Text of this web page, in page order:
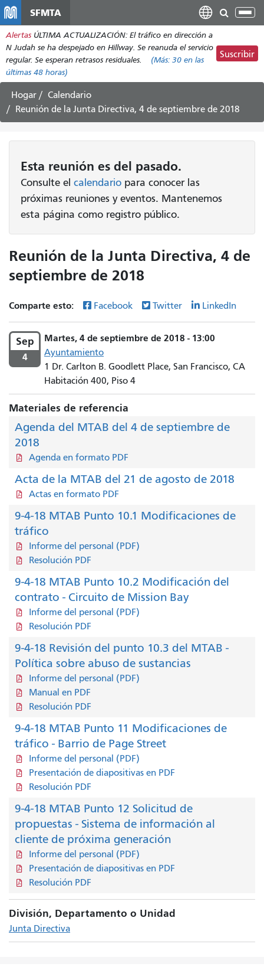
contenido
principal
SFMTA
Alertas ÚLTIMA ACTUALIZACIÓN: El tráfico en dirección a
N Judah se ha despejado en Hillway. Se reanuda el servicio
regular. Se esperan retrasos residuales.
(Más: 30 en las
últimas 48 horas)
Suscribir
Hogar
Calendario
Reunión de la Junta Directiva, 4 de septiembre de 2018
Esta reunión es del pasado.
Consulte el calendario para conocer las
próximas reuniones y eventos. Mantenemos
esta página como registro público.
Reunión de la Junta Directiva, 4 de
septiembre de 2018
Comparte esto: Facebook Twitter LinkedIn
Sep
4
Martes, 4 de septiembre de 2018 - 13:00
Ayuntamiento
1 Dr. Carlton B. Goodlett Place, San Francisco, CA
Habitación 400, Piso 4
Materiales de referencia
Agenda del MTAB del 4 de septiembre de
2018
Agenda en formato PDF
Acta de la MTAB del 21 de agosto de 2018
Actas en formato PDF
9-4-18 MTAB Punto 10.1 Modificaciones de
tráfico
Informe del personal (PDF)
Resolución PDF
9-4-18 MTAB Punto 10.2 Modificación del
contrato - Circuito de Mission Bay
Informe del personal (PDF)
Resolución PDF
9-4-18 Revisión del punto 10.3 del MTAB -
Política sobre abuso de sustancias
Informe del personal (PDF)
Manual en PDF
Resolución PDF
9-4-18 MTAB Punto 11 Modificaciones de
tráfico - Barrio de Page Street
Informe del personal (PDF)
Presentación de diapositivas en PDF
Resolución PDF
9-4-18 MTAB Punto 12 Solicitud de
propuestas - Sistema de información al
cliente de próxima generación
Informe del personal (PDF)
Presentación de diapositivas en PDF
Resolución PDF
División, Departamento o Unidad
Junta Directiva